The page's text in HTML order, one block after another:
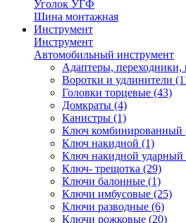
Уголок УГФ
Шина монтажная
Инструмент
Инструмент
Автомобильный инструмент
Адаптеры,
Воротки и удлинители
Головки торцевые (43)
Домкраты (4)
Канистры (1)
Ключ комбинированный
Ключ накидной (1)
Ключ накидной ударный
Ключ- трещотка (29)
Ключи балонные (1)
Ключи имбусовые (25)
Ключи разводные (6)
Ключи рожковые (20)